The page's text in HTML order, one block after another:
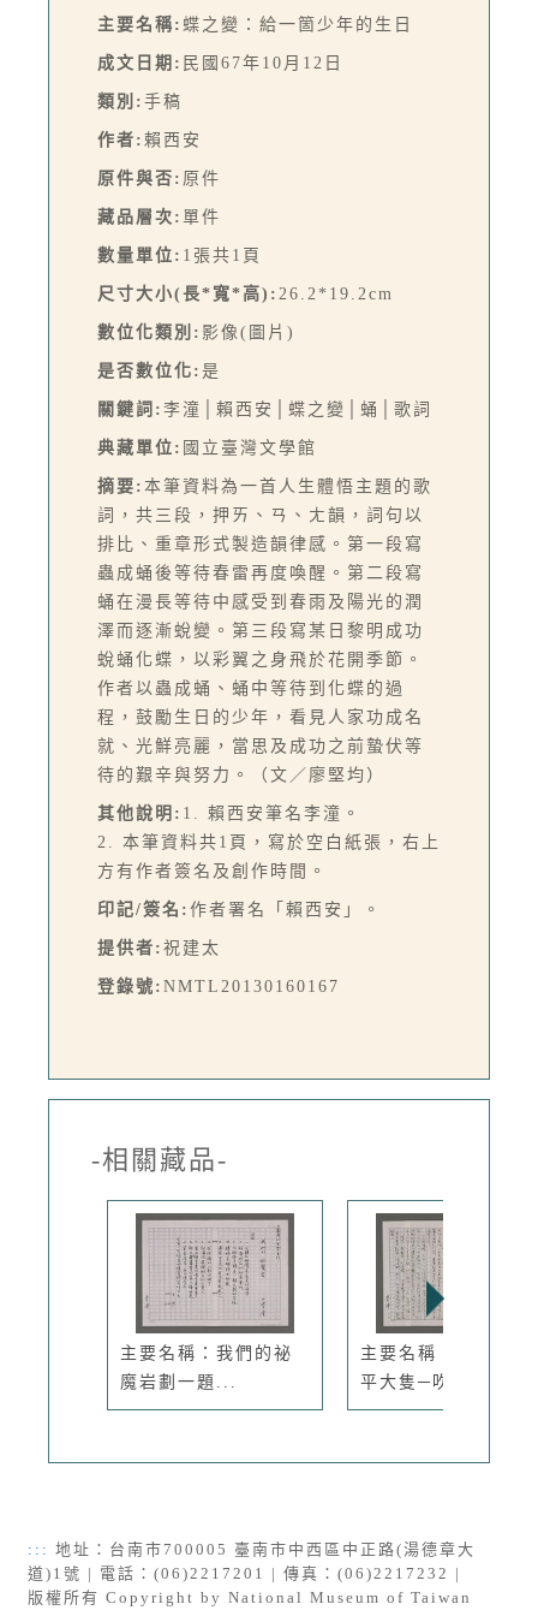
主要名稱: 蝶之變：給一箇少年的生日
成文日期: 民國67年10月12日
類別: 手稿
作者: 賴西安
原件與否: 原件
藏品層次: 單件
數量單位: 1張共1頁
尺寸大小(長*寬*高): 26.2*19.2cm
數位化類別: 影像(圖片)
是否數位化: 是
關鍵詞: 李潼│賴西安│蝶之變│蛹│歌詞
典藏單位: 國立臺灣文學館
摘要: 本筆資料為一首人生體悟主題的歌
詞，共三段，押ㄞ、ㄢ、ㄤ韻，詞句以
排比、重章形式製造韻律感。第一段寫
蟲成蛹後等待春雷再度喚醒。第二段寫
蛹在漫長等待中感受到春雨及陽光的潤
澤而逐漸蛻變。第三段寫某日黎明成功
蛻蛹化蝶，以彩翼之身飛於花開季節。
作者以蟲成蛹、蛹中等待到化蝶的過
程，鼓勵生日的少年，看見人家功成名
就、光鮮亮麗，當思及成功之前蟄伏等
待的艱辛與努力。（文／廖堅均）
其他說明: 1. 賴西安筆名李潼。
2. 本筆資料共1頁，寫於空白紙張，右上
方有作者簽名及創作時間。
印記/簽名: 作者署名「賴西安」。
提供者: 祝建太
登錄號: NMTL20130160167
-相關藏品-
主要名稱：我們的祕
魔岩劃一題...
主要名稱：頭家卵，
平大隻─吹...
::: 地址：台南市700005 臺南市中西區中正路(湯德章大
道)1號 | 電話：(06)2217201 | 傳真：(06)2217232 |
版權所有 Copyright by National Museum of Taiwan